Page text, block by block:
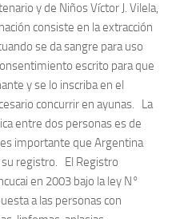
y de Niños Víctor J. Vilela,
consiste en la extracción
se da sangre para uso
escrito para que
y se lo inscriba en el
concurrir en ayunas. La
entre dos personas es de
importante que Argentina
su registro. El Registro
en 2003 bajo la ley N°
a las personas con